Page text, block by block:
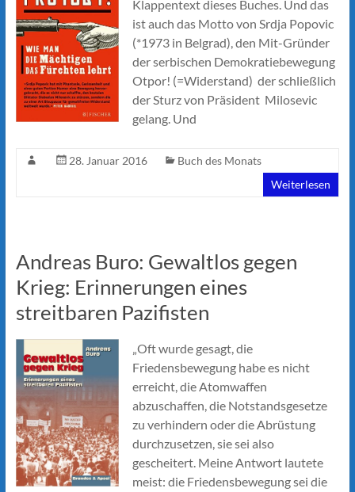
Klappentext dieses Buches. Und das
ist auch das Motto von Srdja Popovic
(*1973 in Belgrad), den Mit-Gründer
der serbischen Demokratiebewegung
Otpor! (=Widerstand) der schließlich
der Sturz von Präsident Milosevic
gelang. Und
28. Januar 2016
Buch des Monats
Weiterlesen
Andreas Buro: Gewaltlos gegen
Krieg: Erinnerungen eines
streitbaren Pazifisten
„Oft wurde gesagt, die
Friedensbewegung habe es nicht
erreicht, die Atomwaffen
abzuschaffen, die Notstandsgesetze
zu verhindern oder die Abrüstung
durchzusetzen, sie sei also
gescheitert. Meine Antwort lautete
meist: die Friedensbewegung sei die